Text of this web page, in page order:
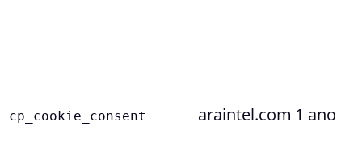
cp_cookie_consent araintel.com 1 ano